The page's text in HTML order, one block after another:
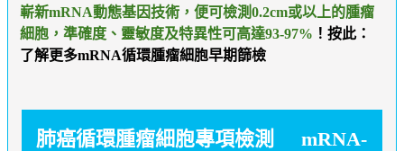
嶄新mRNA動態基因技術，便可檢測0.2cm或以上的腫瘤
細胞，準確度、靈敏度及特異性可高達93-97% ！按此：
了解更多mRNA循環腫瘤細胞早期篩檢
肺癌循環腫瘤細胞專項檢測 mRNA-